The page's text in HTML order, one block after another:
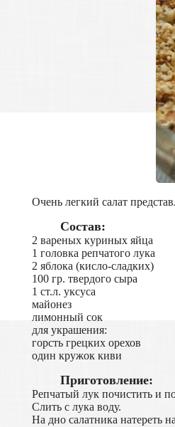
Очень легкий салат
Состав:
2 вареных куриных яйца
1 головка репчатого лука
2 яблока (кисло-сладких)
100 гр. твердого сыра
1 ст.л. уксуса
майонез
лимонный сок
для украшения:
горсть грецких орехов
один кружок киви
Приготовление:
Репчатый лук почистить и
Слить с лука воду.
На дно салатника натереть